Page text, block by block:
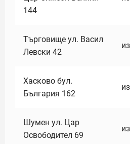
144
Търговище ул. Васил
Левски 42
Хасково бул.
България 162
Шумен ул. Цар
Освободител 69